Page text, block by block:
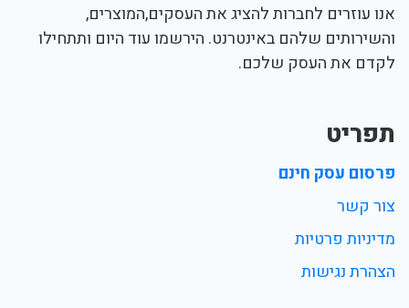
אנו עוזרים לחברות להציג את העסקים,המוצרים,
והשירותים שלהם באינטרנט. הירשמו עוד היום ותתחילו
לקדם את העסק שלכם.
תפריט
פרסום עסק חינם
צור קשר
מדיניות פרטיות
הצהרת נגישות